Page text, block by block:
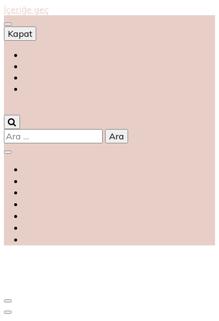
İçeriğe geç
Kapat
Arama: